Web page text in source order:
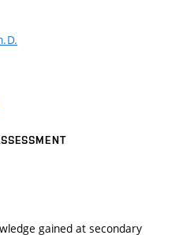
gained at secondary